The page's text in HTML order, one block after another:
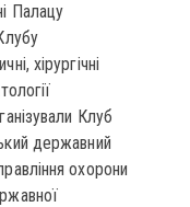
Палацу
хірургічні
Клуб
державний
охорони